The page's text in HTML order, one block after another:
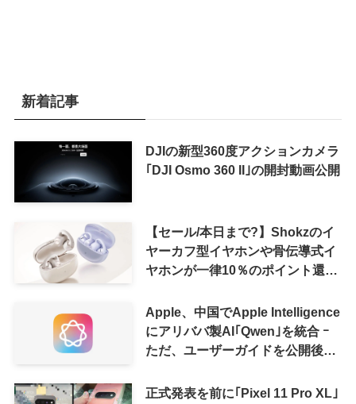
新着記事
DJIの新型360度アクションカメラ
｢DJI Osmo 360 II｣の開封動画公開
【セール/本日まで?】Shokzのイ
ヤーカフ型イヤホンや骨伝導式イ
ヤホンが一律10％のポイント還元
Apple、中国でApple Intelligence
にアリババ製AI｢Qwen｣を統合 ｰ
ただ、ユーザーガイドを公開後に
正式発表を前に｢Pixel 11 Pro XL｣